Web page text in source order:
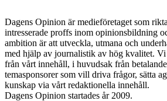
Dagens Opinion är medieföretaget som
intresserade proffs inom opinionsbildning
ambition är att utveckla, utmana och
med hjälp av journalistik av hög kvalitet.
från vårt innehåll, i huvudsak från
temasponsorer som vill driva frågor, sätta
kunskap via vårt redaktionella innehåll.
Dagens Opinion startades år 2009.